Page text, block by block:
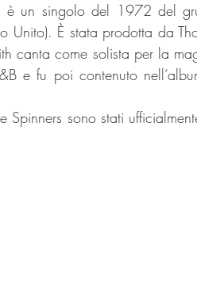
è un singolo del 1972 del
Unito). È stata prodotta da
canta come solista per la
e fu poi contenuto
sono stati